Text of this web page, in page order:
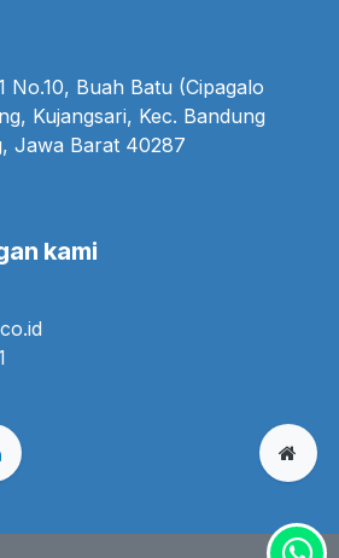
No.10, Buah Batu (Cipagalo
Kujangsari, Kec. Bandung
Jawa Barat 40287
kami